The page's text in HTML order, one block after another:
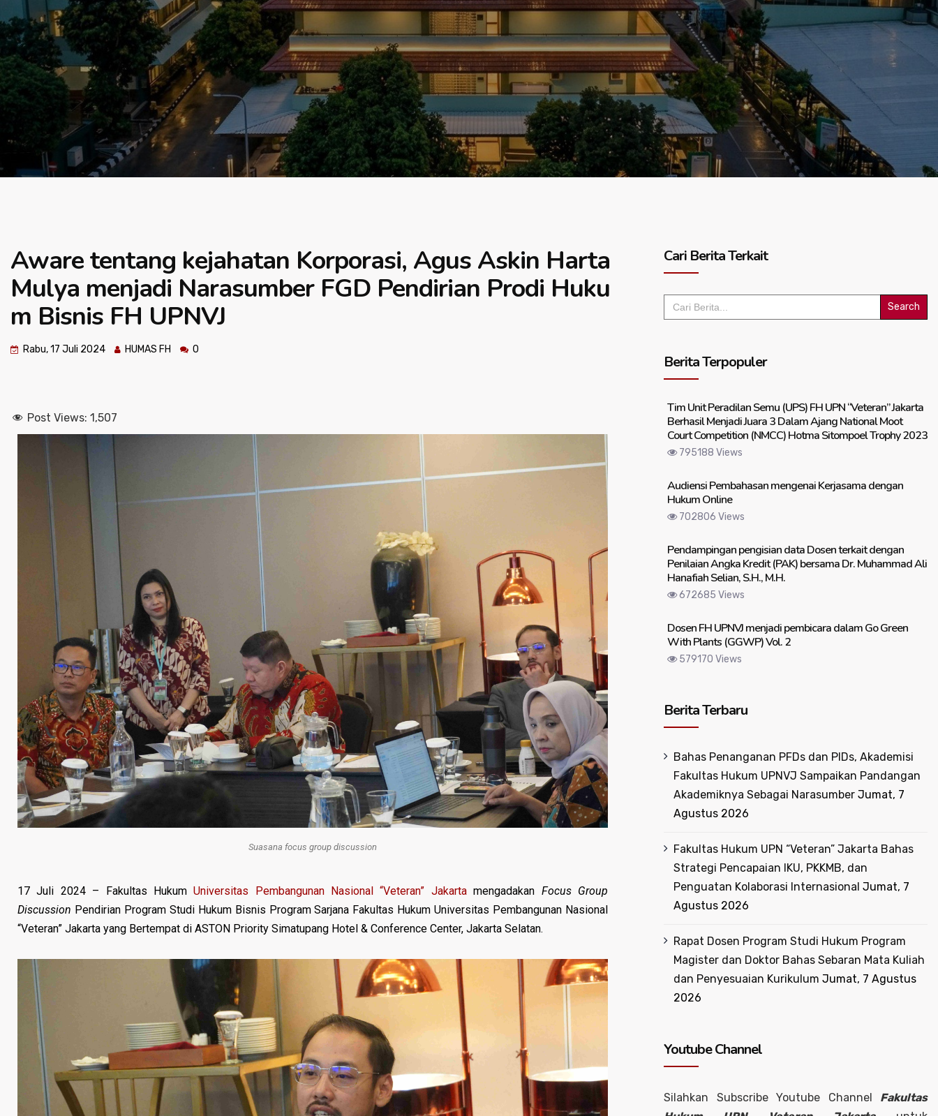
Aware tentang kejahatan Korporasi, Agus Askin Harta
Mulya menjadi Narasumber FGD Pendirian Prodi Huku
m Bisnis FH UPNVJ
Rabu, 17 Juli 2024 HUMAS FH 0
Post Views: 1,507
Suasana focus group discussion
17 Juli 2024 – Fakultas HukumUniversitas Pembangunan Nasional “Veteran” Jakartamengadakan Focus Group
Discussion Pendirian Program Studi Hukum Bisnis Program Sarjana Fakultas Hukum Universitas Pembangunan Nasional
“Veteran” Jakarta yang Bertempat di ASTON Priority Simatupang Hotel & Conference Center, Jakarta Selatan.
Cari Berita Terkait
Search
for:
Berita Terpopuler
Tim Unit Peradilan Semu (UPS) FH UPN “Veteran” Jakarta
Berhasil Menjadi Juara 3 Dalam Ajang National Moot
Court Competition (NMCC) Hotma Sitompoel Trophy 2023
795188 Views
Audiensi Pembahasan mengenai Kerjasama dengan
Hukum Online
702806 Views
Pendampingan pengisian data Dosen terkait dengan
Penilaian Angka Kredit (PAK) bersama Dr. Muhammad Ali
Hanafiah Selian, S.H., M.H.
672685 Views
Dosen FH UPNVJ menjadi pembicara dalam Go Green
With Plants (GGWP) Vol. 2
579170 Views
Berita Terbaru
Bahas Penanganan PFDs dan PIDs, Akademisi
Fakultas Hukum UPNVJ Sampaikan Pandangan
Akademiknya Sebagai Narasumber Jumat, 7
Agustus 2026
Fakultas Hukum UPN “Veteran” Jakarta Bahas
Strategi Pencapaian IKU, PKKMB, dan
Penguatan Kolaborasi Internasional Jumat, 7
Agustus 2026
Rapat Dosen Program Studi Hukum Program
Magister dan Doktor Bahas Sebaran Mata Kuliah
dan Penyesuaian Kurikulum Jumat, 7 Agustus
2026
Youtube Channel
Silahkan Subscribe Youtube Channel Fakultas